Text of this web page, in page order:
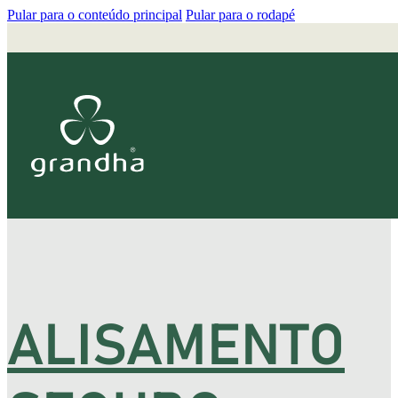
Pular para o conteúdo principal Pular para o rodapé
ALISAMENTO